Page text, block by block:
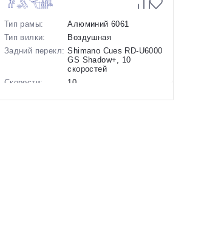
Тип рамы:
Алюминий 6061
Тип вилки:
Воздушная
Задний перекл: Shimano Cues RD-U6000
GS Shadow+, 10
скоростей
Скорости:
10